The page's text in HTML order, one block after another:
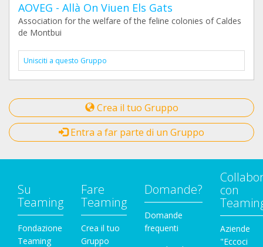
AOVEG - Allà On Viuen Els Gats
Association for the welfare of the feline colonies of Caldes
de Montbui
Unisciti a questo Gruppo
Crea il tuo Gruppo
Entra a far parte di un Gruppo
Su
Teaming
Fondazione
Teaming
Fare
Teaming
Crea il tuo
Gruppo
Domande?
Domande
frequenti
con
Aziende
"Eccoci